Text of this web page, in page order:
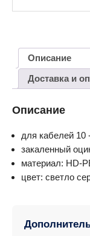
Описание
Доставка и
Описание
для кабелей 10
закаленный
материал: HD-
цвет: светло